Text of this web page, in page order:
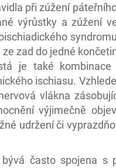
při zúžení
výrůstky a zúžení
zad do jedné
je také kombinace
ischiasu.
vlákna
výjimečně
udržení či
často spojena s